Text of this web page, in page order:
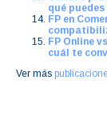
qué
FP en
FP Online
cuál te
Ver más